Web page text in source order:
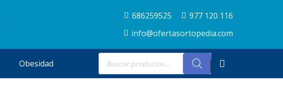
686259525
977 120 116
info@ofertasortopedia.com
Obesidad
Búsqueda
de
productos